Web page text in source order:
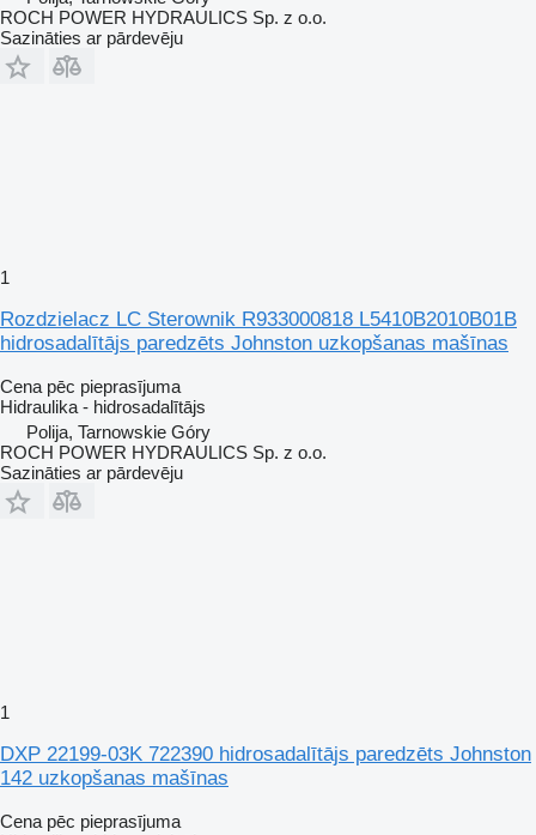
ROCH POWER HYDRAULICS Sp. z o.o.
Sazināties ar pārdevēju
1
Rozdzielacz LC Sterownik R933000818 L5410B2010B01B
hidrosadalītājs paredzēts Johnston uzkopšanas mašīnas
Cena pēc pieprasījuma
Hidraulika - hidrosadalītājs
Polija, Tarnowskie Góry
ROCH POWER HYDRAULICS Sp. z o.o.
Sazināties ar pārdevēju
1
DXP 22199-03K 722390 hidrosadalītājs paredzēts Johnston
142 uzkopšanas mašīnas
Cena pēc pieprasījuma